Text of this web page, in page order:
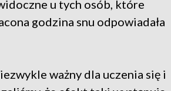
u tych osób, które
godzina snu odpowiadała
ważny dla uczenia się i